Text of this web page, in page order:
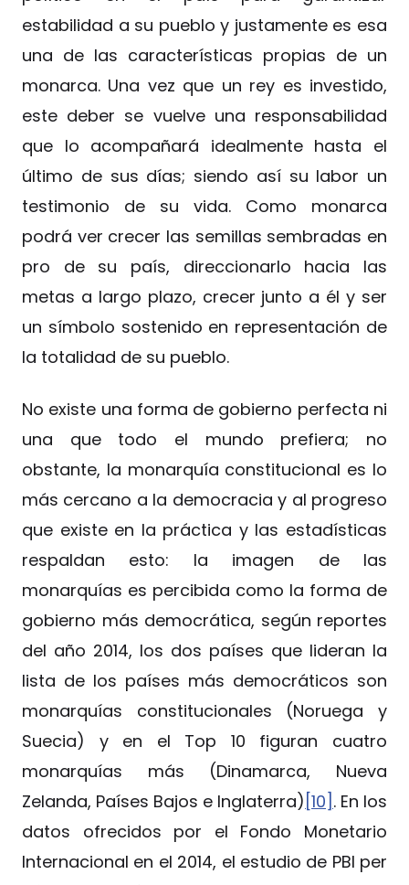
estabilidad a su pueblo y justamente es esa
una de las características propias de un
monarca. Una vez que un rey es investido,
este deber se vuelve una responsabilidad
que lo acompañará idealmente hasta el
último de sus días; siendo así su labor un
testimonio de su vida. Como monarca
podrá ver crecer las semillas sembradas en
pro de su país, direccionarlo hacia las
metas a largo plazo, crecer junto a él y ser
un símbolo sostenido en representación de
la totalidad de su pueblo.
No existe una forma de gobierno perfecta ni
una que todo el mundo prefiera; no
obstante, la monarquía constitucional es lo
más cercano a la democracia y al progreso
que existe en la práctica y las estadísticas
respaldan esto: la imagen de las
monarquías es percibida como la forma de
gobierno más democrática, según reportes
del año 2014, los dos países que lideran la
lista de los países más democráticos son
monarquías constitucionales (Noruega y
Suecia) y en el Top 10 figuran cuatro
monarquías más (Dinamarca, Nueva
Zelanda, Países Bajos e Inglaterra) [10] . En los
datos ofrecidos por el Fondo Monetario
Internacional en el 2014, el estudio de PBI per